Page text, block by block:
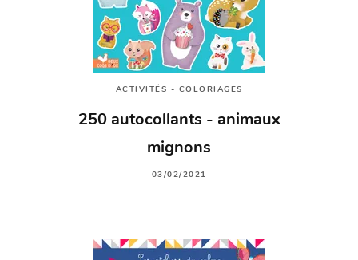
ACTIVITÉS - COLORIAGES
250 autocollants - animaux
mignons
03/02/2021